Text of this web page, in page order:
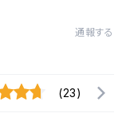
通報する
(23)